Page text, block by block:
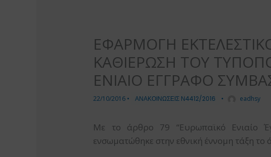
ΕΦΑΡΜΟΓΗ
ΚΑΘΙΕΡΩΣΗ ΤΟΥ
ΕΝΙΑΙΟ ΕΓΓΡΑΦΟ
22/10/2016 • ΑΝΑΚΟΙΝΩΣΕΙΣ Ν4412/2016 • eadhsy
Με το άρθρο 79 “Ευρωπαϊκό Ενιαίο
ενσωματώθηκε στην εθνική έννομη τάξη